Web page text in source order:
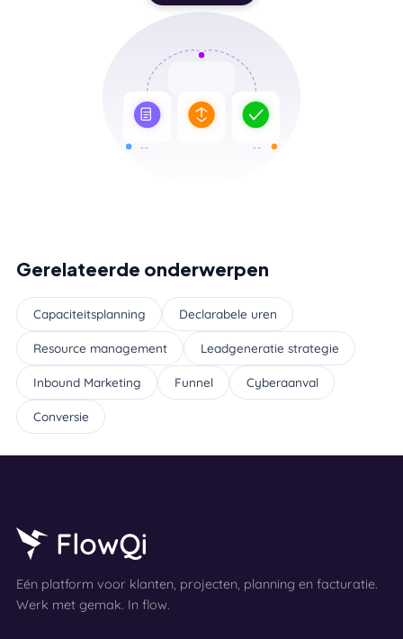
Gerelateerde onderwerpen
Capaciteitsplanning Declarabele uren
Resource management Leadgeneratie strategie
Inbound Marketing Funnel Cyberaanval
Conversie
Eén platform voor klanten, projecten, planning en facturatie.
Werk met gemak. In flow.